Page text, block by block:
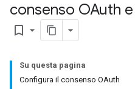
consenso OAuth
bookmark_border
Su questa pagina
Configura il consenso OAuth